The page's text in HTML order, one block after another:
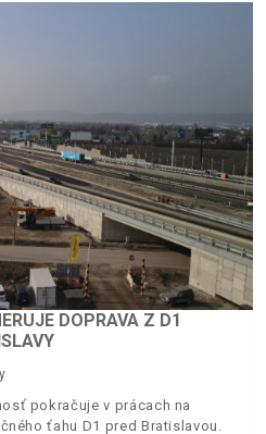
DOPRAVA Z D1
pokračuje v prácach na
ťahu D1 pred Bratislavou.